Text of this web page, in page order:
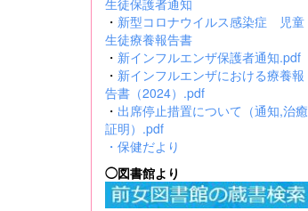
生徒保護者通知
・ 新型コロナウイルス感染症 児童
生徒療養報告書
・ 新インフルエンザ保護者通知.pdf
・ 新インフルエンザにおける療養報
告書（2024）.pdf
・ 出席停止措置について（通知,治癒
証明）.pdf
・ 保健だより
◯図書館より